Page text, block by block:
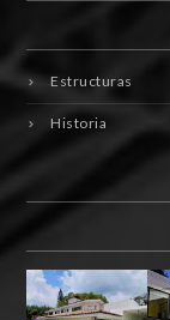
Estructuras
Historia